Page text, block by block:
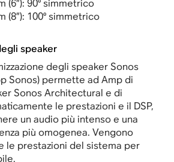
(6”): 90° simmetrico
(8”): 100° simmetrico
speaker
degli speaker Sonos
Sonos) permette ad Ampdi
Sonos Architectural e di
le prestazioni e il DSP,
un audio più intenso e una
più omogenea. Vengono
le prestazioni del sistema per